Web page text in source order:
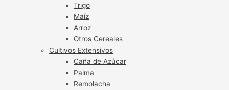
Trigo
Maíz
Arroz
Otros Cereales
Cultivos Extensivos
Caña de Azúcar
Palma
Remolacha